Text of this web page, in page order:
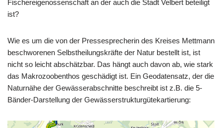
Fischereigenossenschaft an der auch die Stadt Velbert beteiligt
ist?
Wie es um die von der Pressesprecherin des Kreises Mettmann
beschworenen Selbstheilungskräfte der Natur bestellt ist, ist
nicht so leicht abschätzbar. Das hängt auch davon ab, wie stark
das Makrozoobenthos geschädigt ist. Ein Geodatensatz, der die
Naturnähe der Gewässerabschnitte beschreibt ist z.B. die 5-
Bänder-Darstellung der Gewässerstrukturgütekartierung: